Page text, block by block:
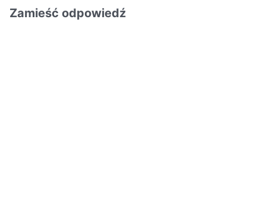
Zamieść odpowiedź